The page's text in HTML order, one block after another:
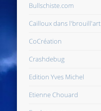
Bullschiste.com
Cailloux dans l'brouill'art
CoCréation
Crashdebug
Edition Yves Michel
Etienne Chouard